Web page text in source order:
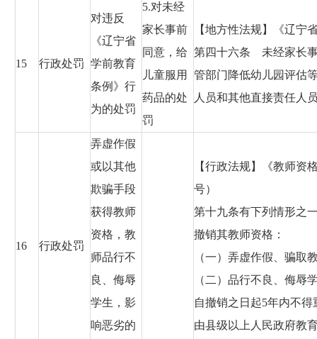
15 行政处罚
对违反
《辽宁省
学前教育
条例》行
为的处罚
5.对未经
家长事前
同意，给
儿童服用
药品的处
罚
【地方性法规】《辽宁
第四十六条 未经家长
管部门降低幼儿园评估
人员和其他直接责任人
16 行政处罚
弄虚作假
或以其他
欺骗手段
获得教师
资格，教
师品行不
良、侮辱
学生，影
响恶劣的
【行政法规】《教师资
号）
第十九条有下列情形之
撤销其教师资格：
（一）弄虚作假、骗取
（二）品行不良、侮辱
自撤销之日起5年内不
由县级以上人民政府教